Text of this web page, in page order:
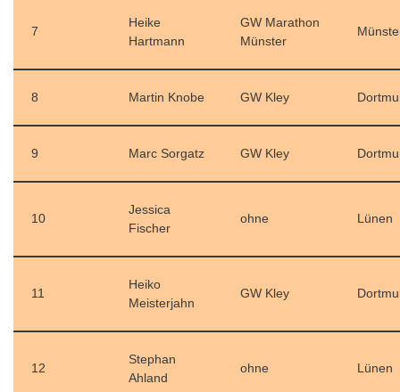
7
Heike
Hartmann
GW Marathon
Münster
8 Martin Knobe GW Kley
9 Marc Sorgatz GW Kley
10
Jessica
Fischer
ohne Lünen
11
Heiko
Meisterjahn
GW Kley
12
Stephan
Ahland
ohne Lünen